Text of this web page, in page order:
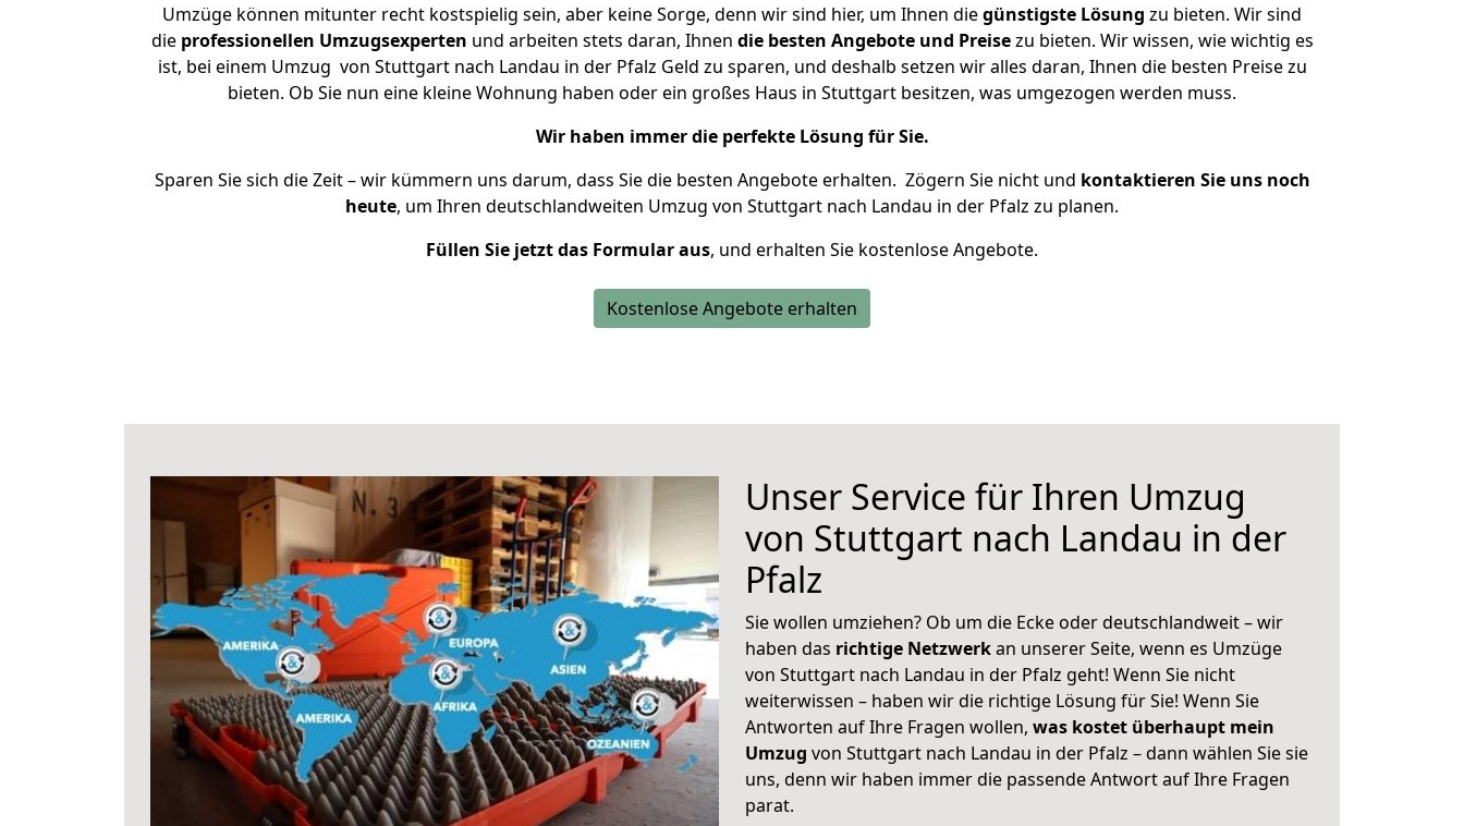
Umzüge können mitunter recht kostspielig sein, aber keine Sorge, denn wir sind hier, um Ihnen diegünstigste Lösung zu bieten. Wir sind
die professionellen Umzugsexperten und arbeiten stets daran, Ihnen die besten Angebote und Preisezu bieten. Wir wissen, wie wichtig es
ist, bei einem Umzug von Stuttgart nach Landau in der Pfalz Geld zu sparen, und deshalb setzen wir alles daran, Ihnen die besten Preise zu
bieten. Ob Sie nun eine kleine Wohnung haben oder ein großes Haus in Stuttgart besitzen, was umgezogen werden muss.
Wir haben immer die perfekte Lösung für Sie.
Sparen Sie sich die Zeit – wir kümmern uns darum, dass Sie die besten Angebote erhalten. Zögern Sie nicht und kontaktieren Sie uns noch
heute, um Ihren deutschlandweiten Umzug von Stuttgart nach Landau in der Pfalz zu planen.
Füllen Sie jetzt das Formular aus, und erhalten Sie kostenlose Angebote.
Kostenlose Angebote erhalten
Unser Service für Ihren Umzug
von Stuttgart nach Landau in der
Pfalz
Sie wollen umziehen? Ob um die Ecke oder deutschlandweit – wir
haben das richtige Netzwerkan unserer Seite, wenn es Umzüge
von Stuttgart nach Landau in der Pfalz geht! Wenn Sie nicht
weiterwissen – haben wir die richtige Lösung für Sie! Wenn Sie
Antworten auf Ihre Fragen wollen, was kostet überhaupt mein
Umzug von Stuttgart nach Landau in der Pfalz – dann wählen Sie sie
uns, denn wir haben immer die passende Antwort auf Ihre Fragen
parat.